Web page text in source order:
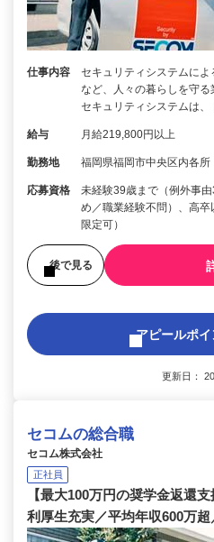
仕事内容
セキュリティシステムに
など、人々の暮らしを守
セキュリティシステムは
給与 月給219,800円以上
勤務地 福岡県福岡市中央区内各所
応募資格
未経験39歳まで（例外事
め／職業経験不問）、高
限定可）
後で見る
アピールポ
更新日：
セコムの総合職
セコム株式会社
正社員
【最大100万円の奨学金返還
利厚生充実／平均年収600万